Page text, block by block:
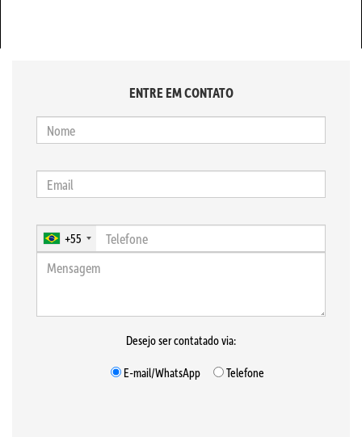
ENTRE EM CONTATO
+55
Desejo ser contatado via:
E-mail/WhatsApp
Telefone